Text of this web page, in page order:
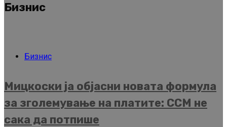
Бизнис
Бизнис
Мицкоски ја објасни новата формула
за зголемување на платите: ССМ не
сака да потпише